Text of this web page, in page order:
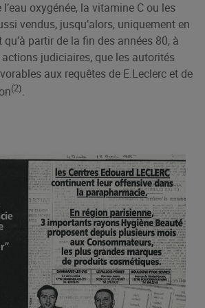
oxygénée, la vitamine C ou les
vendus, jusqu’alors, uniquement en
qu’à partir de la fin des années 80, à
actions judiciaires, que les autorités
aux requêtes de E.Leclerc et de
(2).